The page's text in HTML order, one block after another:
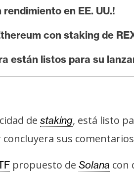
en EE. UU.!
con staking de
están listos para su
de staking, está listo
sus
propuesto de Solana con